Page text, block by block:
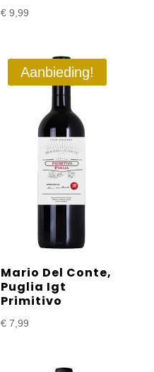
€ 9,99
Aanbieding!
Mario Del Conte,
Puglia Igt
Primitivo
€ 7,99